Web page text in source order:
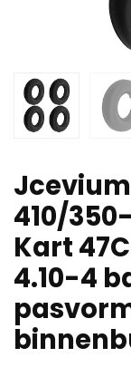
410/
Kart
4.10-4